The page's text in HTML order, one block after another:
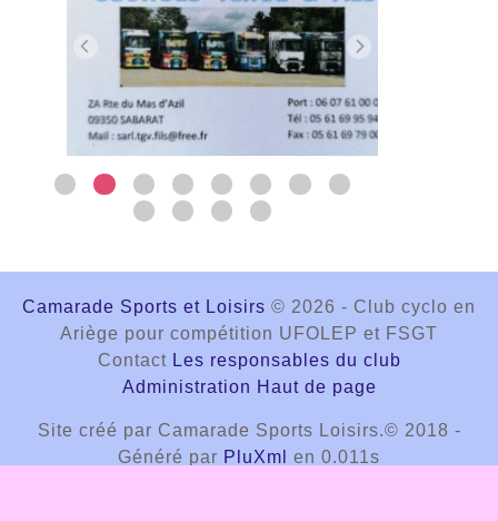
Camarade Sports et Loisirs © 2026 - Club cyclo en
Ariège pour compétition UFOLEP et FSGT
Contact Les responsables du club
Administration Haut de page
Site créé par Camarade Sports Loisirs.© 2018 -
Généré par PluXml en 0.011s